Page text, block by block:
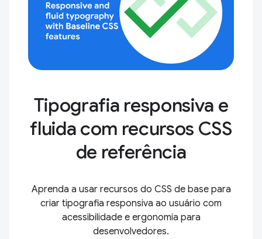
Tipografia responsiva e
fluida com recursos CSS
de referência
Aprenda a usar recursos do CSS de base para
criar tipografia responsiva ao usuário com
acessibilidade e ergonomia para
desenvolvedores.